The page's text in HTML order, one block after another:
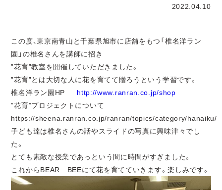
2022.04.10
この度、東京南青山と千葉県旭市に店舗をもつ「椎名洋ラン
園」の椎名さんを講師に招き
”花育”教室を開催していただきました。
”花育”とは大切な人に花を育てて贈ろうという学習です。
椎名洋ラン園HP http://www.ranran.co.jp/shop
”花育”プロジェクトについて
https://sheena.ranran.co.jp/ranran/topics/category/hanaiku/
子ども達は椎名さんの話やスライドの写真に興味津々でし
た。
とても素敵な授業であっという間に時間がすぎました。
これからBEAR BEEにて花を育てていきます。楽しみです。